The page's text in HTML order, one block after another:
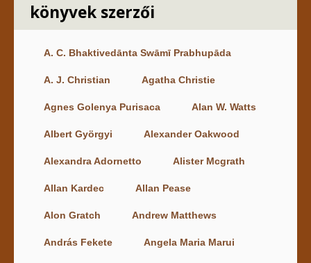
könyvek szerzői
A. C. Bhaktivedānta Swāmī Prabhupāda
A. J. Christian Agatha Christie
Agnes Golenya Purisaca Alan W. Watts
Albert Györgyi Alexander Oakwood
Alexandra Adornetto Alister Mcgrath
Allan Kardec Allan Pease
Alon Gratch Andrew Matthews
András Fekete Angela Maria Marui